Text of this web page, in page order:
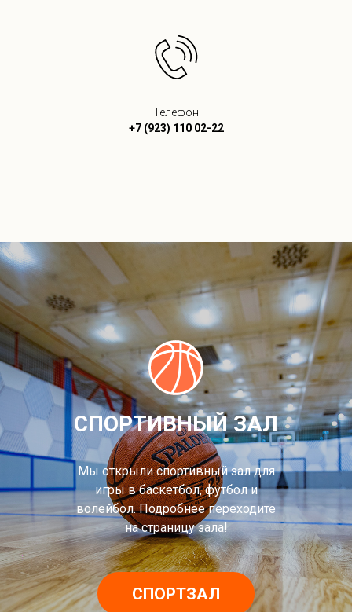
Телефон
+7 (923) 110 02-22
СПОРТИВНЫЙ ЗАЛ
Мы открыли спортивный зал для
игры в баскетбол, футбол и
волейбол. Подробнее переходите
на страницу зала!
СПОРТЗАЛ